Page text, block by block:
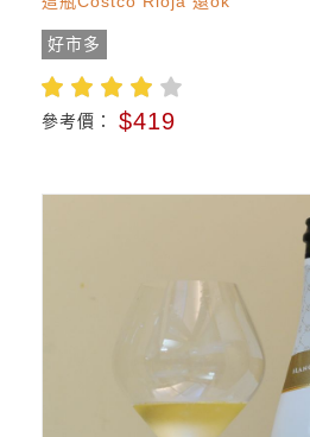
好市多
參考價： $419